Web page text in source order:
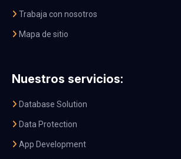
Trabaja con nosotros
Mapa de sitio
Nuestros servicios:
Database Solution
Data Protection
App Development